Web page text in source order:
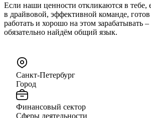
Если наши ценности откликаются в тебе,
в драйвовой, эффективной команде, готов
работать и хорошо на этом зарабатывать
обязательно найдём общий язык.
Санкт-Петербург
Город
Финансовый сектор
Сферы деятельности